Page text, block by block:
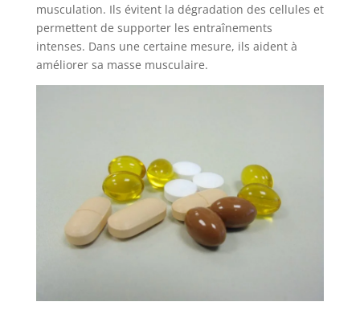
musculation. Ils évitent la dégradation des cellules et
permettent de supporter les entraînements
intenses. Dans une certaine mesure, ils aident à
améliorer sa masse musculaire.